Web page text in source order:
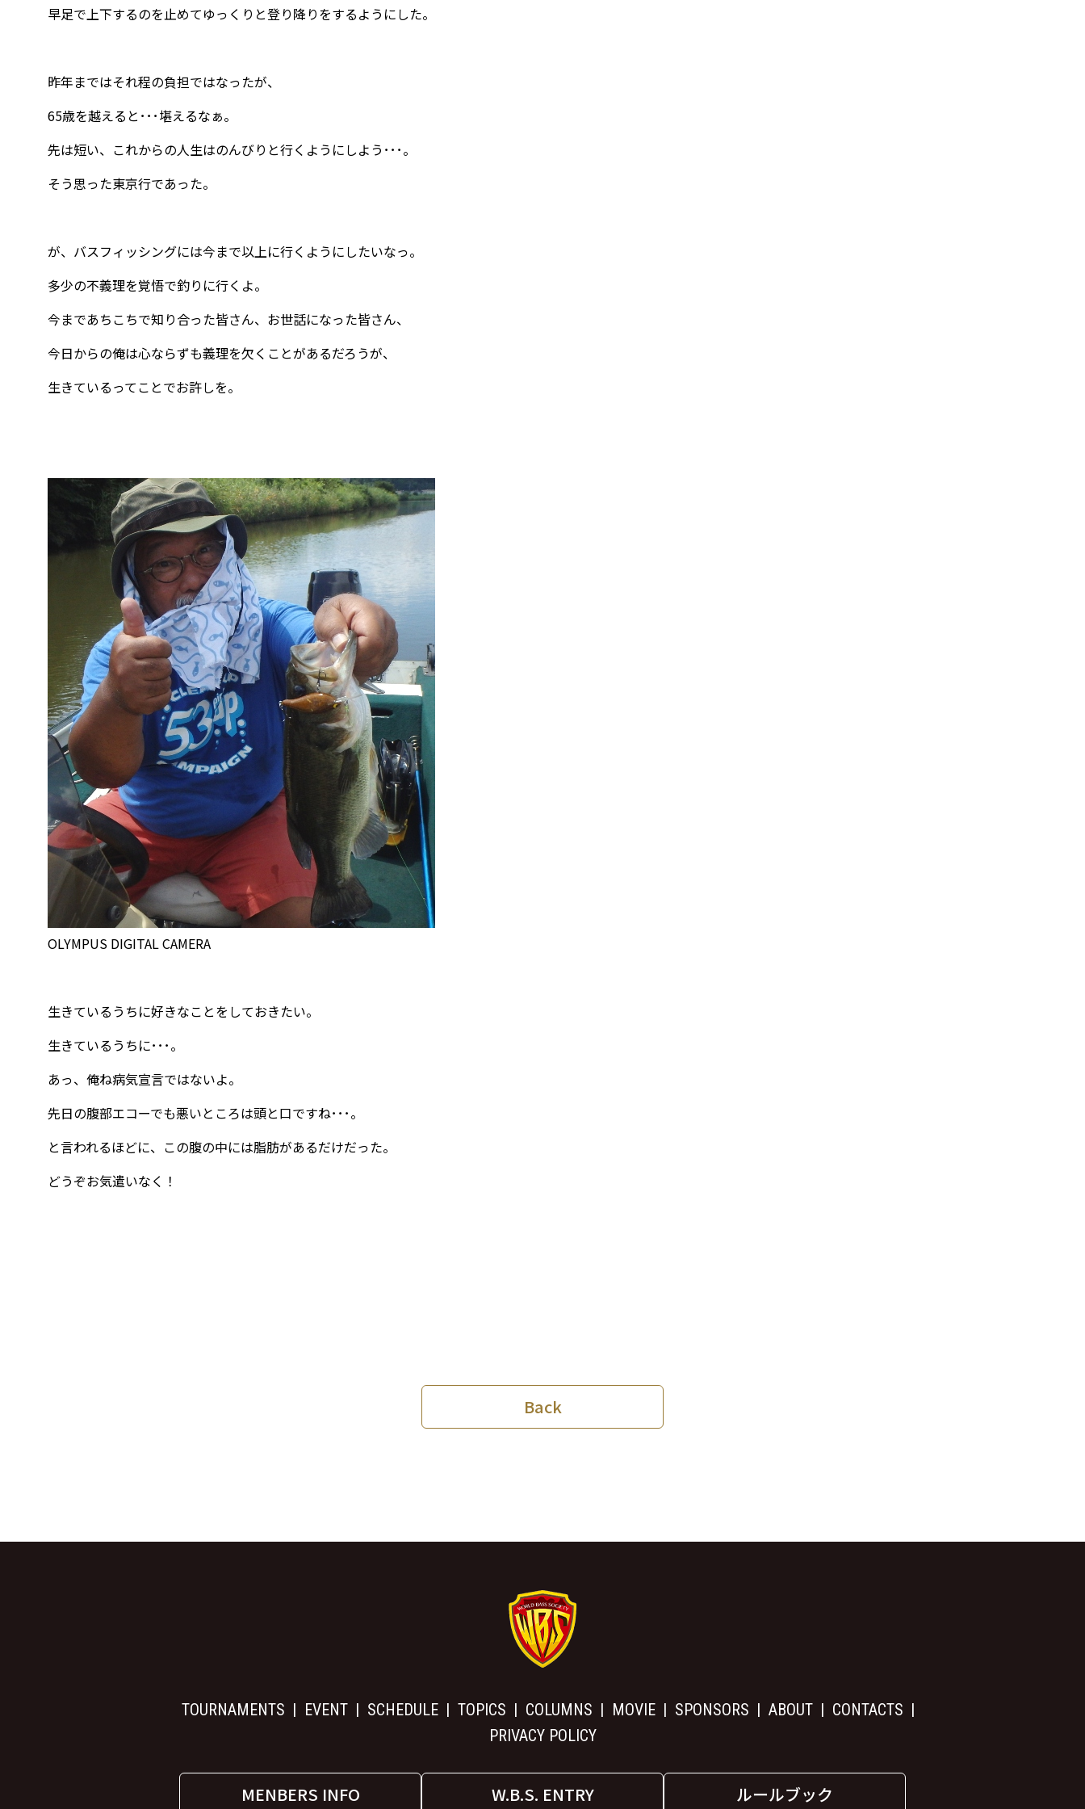
早足で上下するのを止めてゆっくりと登り降りをするようにした。
昨年まではそれ程の負担ではなったが、
65歳を越えると･･･堪えるなぁ。
先は短い、これからの人生はのんびりと行くようにしよう･･･。
そう思った東京行であった。
が、バスフィッシングには今まで以上に行くようにしたいなっ。
多少の不義理を覚悟で釣りに行くよ。
今まであちこちで知り合った皆さん、お世話になった皆さん、
今日からの俺は心ならずも義理を欠くことがあるだろうが、
生きているってことでお許しを。
OLYMPUS DIGITAL CAMERA
生きているうちに好きなことをしておきたい。
生きているうちに･･･。
あっ、俺ね病気宣言ではないよ。
先日の腹部エコーでも悪いところは頭と口ですね･･･。
と言われるほどに、この腹の中には脂肪があるだけだった。
どうぞお気遣いなく！
Back
TOURNAMENTS EVENT SCHEDULE TOPICS COLUMNS MOVIE SPONSORS ABOUT
CONTACTS
PRIVACY POLICY
MENBERS INFO W.B.S. ENTRY ルールブック